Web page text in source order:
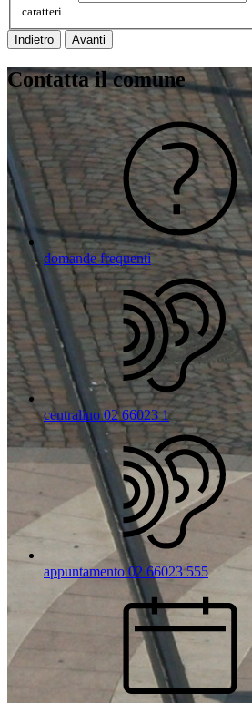
caratteri
Indietro Avanti
Contatta il comune
domande frequenti
centralino 02 66023 1
appuntamento 02 66023 555